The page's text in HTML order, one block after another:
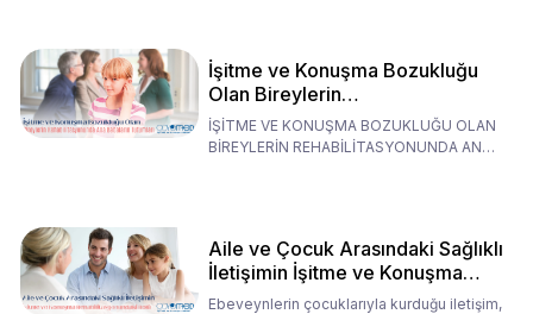
İşitme ve Konuşma Bozukluğu
Olan Bireylerin
Rehabilitasyonunda Ana
Babaların Tutumları
İŞİTME VE KONUŞMA BOZUKLUĞU OLAN
BİREYLERİN REHABİLİTASYONUNDA ANA
Aile ve Çocuk Arasındaki Sağlıklı
İletişimin İşitme ve Konuşma
Rehabilitasyonundaki Rolü
Ebeveynlerin çocuklarıyla kurduğu iletişim,